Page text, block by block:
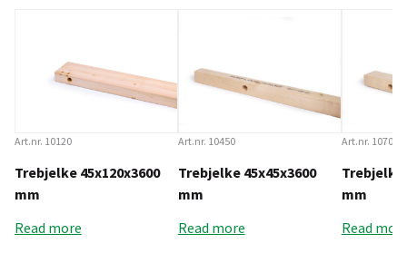
Art.nr. 10120
Trebjelke 45x120x3600
mm
Read more
Art.nr. 10450
Trebjelke 45x45x3600
mm
Read more
Art.nr. 10700
Trebjelke
mm
Read